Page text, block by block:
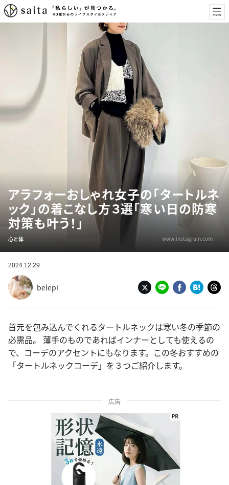
アラフォーおしゃれ女子の「タートルネ
ック」の着こなし方３選「寒い日の防寒
対策も叶う！」
心と体 www.instagram.com
2024.12.29
belepi
首元を包み込んでくれるタートルネックは寒い冬の季節の
必需品。 薄手のものであればインナーとしても使えるの
で、コーデのアクセントにもなります。この冬おすすめの
「タートルネックコーデ」を３つご紹介します。
広告